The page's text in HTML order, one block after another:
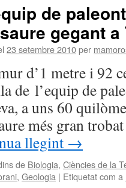
de
gegant a
23 setembre 2010per
d’1 metre i 92
de l’equip de
a uns 60
més gran
llegint →
de Biologia, Ciències de la
, Geologia | Etiquetat com a